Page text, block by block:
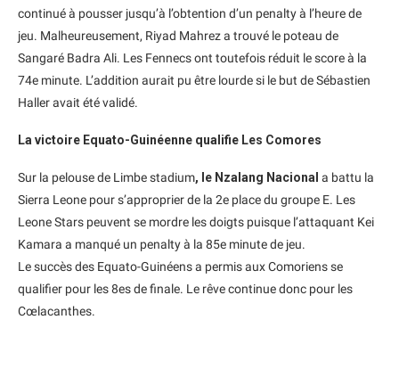
continué à pousser jusqu’à l’obtention d’un penalty à l’heure de
jeu. Malheureusement, Riyad Mahrez a trouvé le poteau de
Sangaré Badra Ali. Les Fennecs ont toutefois réduit le score à la
74e minute. L’addition aurait pu être lourde si le but de Sébastien
Haller avait été validé.
La victoire Equato-Guinéenne qualifie Les Comores
Sur la pelouse de Limbe stadium, le Nzalang Nacional a battu la
Sierra Leone pour s’approprier de la 2e place du groupe E. Les
Leone Stars peuvent se mordre les doigts puisque l’attaquant Kei
Kamara a manqué un penalty à la 85e minute de jeu.
Le succès des Equato-Guinéens a permis aux Comoriens se
qualifier pour les 8es de finale. Le rêve continue donc pour les
Cœlacanthes.